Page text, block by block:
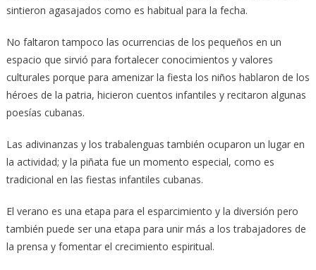
sintieron agasajados como es habitual para la fecha.
No faltaron tampoco las ocurrencias de los pequeños en un
espacio que sirvió para fortalecer conocimientos y valores
culturales porque para amenizar la fiesta los niños hablaron de los
héroes de la patria, hicieron cuentos infantiles y recitaron algunas
poesías cubanas.
Las adivinanzas y los trabalenguas también ocuparon un lugar en
la actividad; y la piñata fue un momento especial, como es
tradicional en las fiestas infantiles cubanas.
El verano es una etapa para el esparcimiento y la diversión pero
también puede ser una etapa para unir más a los trabajadores de
la prensa y fomentar el crecimiento espiritual.